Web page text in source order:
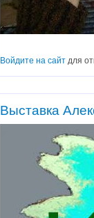
Войдите на сайт для
Выставка